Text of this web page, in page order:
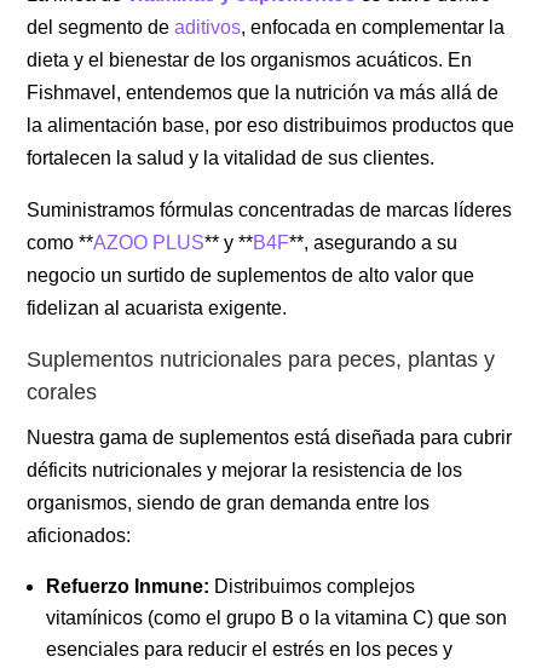
del segmento deaditivos, enfocada en complementar la
dieta y el bienestar de los organismos acuáticos. En
Fishmavel, entendemos que la nutrición va más allá de
la alimentación base, por eso distribuimos productos que
fortalecen la salud y la vitalidad de sus clientes.
Suministramos fórmulas concentradas de marcas líderes
como **AZOO PLUS** y **B4F**, asegurando a su
negocio un surtido de suplementos de alto valor que
fidelizan al acuarista exigente.
Suplementos nutricionales para peces, plantas y
corales
Nuestra gama de suplementos está diseñada para cubrir
déficits nutricionales y mejorar la resistencia de los
organismos, siendo de gran demanda entre los
aficionados:
Refuerzo Inmune: Distribuimos complejos
vitamínicos (como el grupo B o la vitamina C) que son
esenciales para reducir el estrés en los peces y